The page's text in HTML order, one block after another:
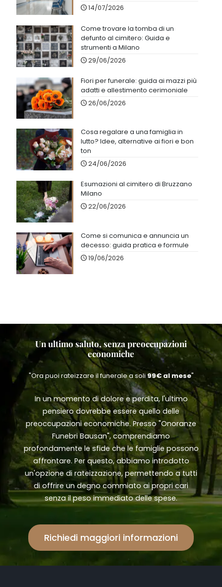
14/07/2026
Come trovare la tomba di un
defunto al cimitero: Guida e
strumenti a Milano
29/06/2026
Fiori per funerale: guida ai mazzi più
adatti e allestimento cerimoniale
26/06/2026
Cosa regalare a una famiglia in
lutto? Idee, alternative ai fiori e bon
ton
24/06/2026
Esumazioni al cimitero di Bruzzano
Milano
22/06/2026
Come si comunica e annuncia un
decesso: guida pratica e formule
19/06/2026
Un ultimo saluto, senza preoccupazioni
economiche
"Ora puoi rateizzare il funerale a soli 99€ al mese"
In un momento di dolore e perdita, l'ultimo
pensiero dovrebbe essere quello delle
preoccupazioni economiche. Presso "Onoranze
Funebri Bausan", comprendiamo
profondamente le sfide che le famiglie possono
affrontare. Per questo, abbiamo introdotto
un'opzione di rateizzazione, permettendo a tutti
di offrire un degno commiato ai propri cari
senza il peso immediato delle spese.
Richiedi maggiori informazioni